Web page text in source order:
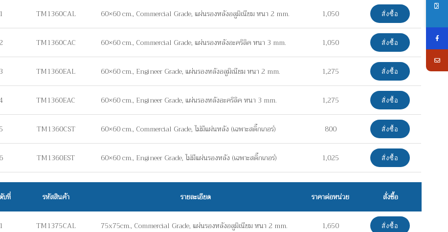
1 TM1360CAL 60×60 cm., Commercial Grade, แผ่นรองหลังอลูมิเนียม หนา 2 mm. 1,050 สั่งซื้อ
2 TM1360CAC 60×60 cm., Commercial Grade, แผ่นรองหลังอะคริลิค หนา 3 mm. 1,050 สั่งซื้อ
3 TM1360EAL 60×60 cm., Engineer Grade, แผ่นรองหลังอลูมิเนียม หนา 2 mm. 1,275 สั่งซื้อ
TM1360EAC 60×60 cm., Engineer Grade, แผ่นรองหลังอะคริลิค หนา 3 mm. 1,275 สั่งซื้อ
5 TM1360CST 60×60 cm., Commercial Grade, ไม่มีแผ่นหลัง (เฉพาะสติ๊กเกอร์) 800 สั่งซื้อ
6 TM1360EST 60×60 cm., Engineer Grade, ไม่มีแผ่นรองหลัง (เฉพาะสติ๊กเกอร์) 1,025 สั่งซื้อ
บที่ รหัสสินค้า รายละเอียด ราคาต่อหน่วย สั่งซื้อ
1 TM1375CAL 75x75cm., Commercial Grade, แผ่นรองหลังอลูมิเนียม หนา 2 mm. 1,650 สั่งซื้อ